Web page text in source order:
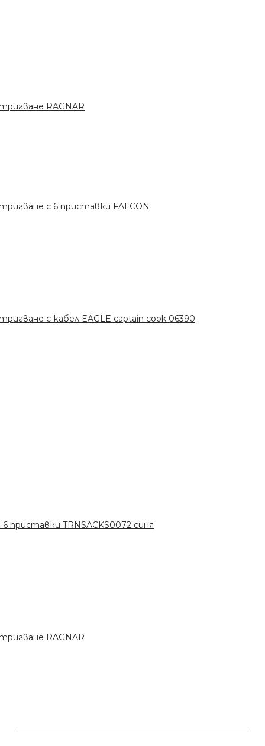
RAGNAR
с 6 приставки FALCON
с кабел EAGLE captain cook 06390
приставки TRNSACKS0072 синя
RAGNAR